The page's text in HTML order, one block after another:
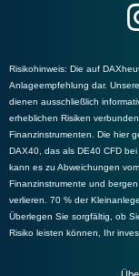
Risikohinweis: Die auf
Anlageempfehlung dar.
dienen ausschließlich
erheblichen Risiken
Finanzinstrumenten. Die hier
DAX40, das als DE40 CFD
kann es zu Abweichungen
Finanzinstrumente und
verlieren. 70 % der
Überlegen Sie sorgfältig, ob
Risiko leisten können, Ihr